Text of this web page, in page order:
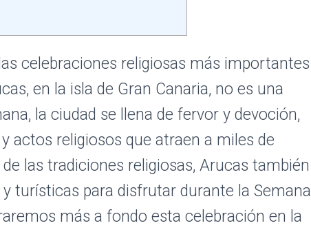
celebraciones religiosas más importantes
en la isla de Gran Canaria, no es una
la ciudad se llena de fervor y devoción,
actos religiosos que atraen a miles de
las tradiciones religiosas, Arucas también
turísticas para disfrutar durante la Semana
más a fondo esta celebración en la